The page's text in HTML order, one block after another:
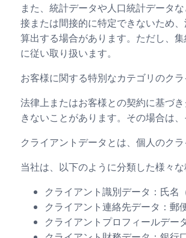
また、統計データや人口統計データ
接または間接的に特定できないため
算出する場合があります。ただし、
に従い取り扱います。
お客様に関する特別なカテゴリのク
法律上またはお客様との契約に基づ
きないことがあります。その場合は
クライアントデータとは、個人のク
当社は、以下のように分類した様々
クライアント識別データ：氏名
クライアント連絡先データ：郵
クライアントプロフィールデー